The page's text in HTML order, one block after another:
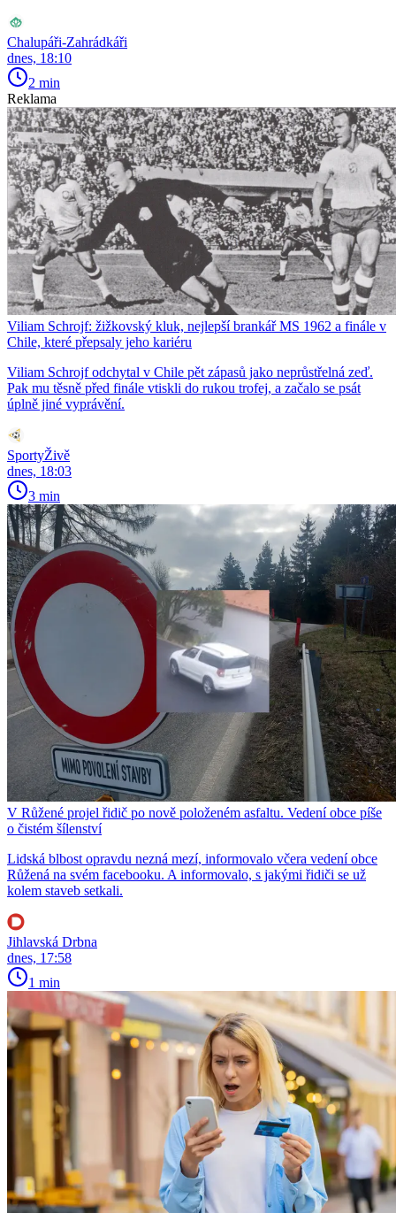
Chalupáři-Zahrádkáři
dnes, 18:10
2 min
Reklama
Viliam Schrojf: žižkovský kluk, nejlepší brankář MS 1962 a finále v
Chile, které přepsaly jeho kariéru
Viliam Schrojf odchytal v Chile pět zápasů jako neprůstřelná zeď.
Pak mu těsně před finále vtiskli do rukou trofej, a začalo se psát
úplně jiné vyprávění.
SportyŽivě
dnes, 18:03
3 min
V Růžené projel řidič po nově položeném asfaltu. Vedení obce píše
o čistém šílenství
Lidská blbost opravdu nezná mezí, informovalo včera vedení obce
Růžená na svém facebooku. A informovalo, s jakými řidiči se už
kolem staveb setkali.
Jihlavská Drbna
dnes, 17:58
1 min